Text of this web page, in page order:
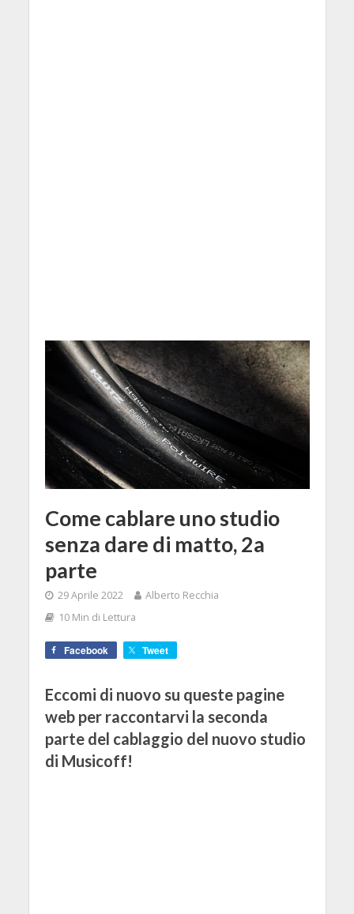
Come cablare uno studio
senza dare di matto, 2a
parte
29 Aprile 2022
Alberto Recchia
10 Min di Lettura
Facebook Tweet
Eccomi di nuovo su queste pagine
web per raccontarvi la seconda
parte del cablaggio del nuovo studio
di Musicoff!